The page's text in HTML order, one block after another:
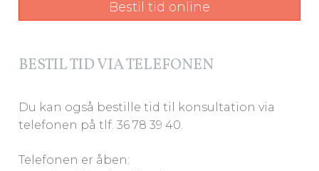
Bestil tid online
BESTIL TID VIA TELEFONEN
Du kan også bestille tid til konsultation via
telefonen på tlf. 36 78 39 40.
Telefonen er åben: